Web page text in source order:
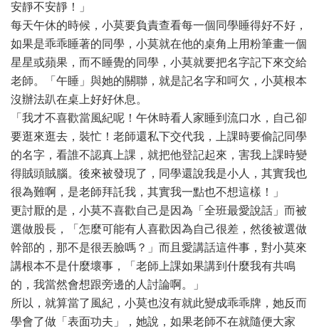
安靜不安靜！」
每天午休的時候，小莫要負責查看每一個同學睡得好不好，
如果是乖乖睡著的同學，小莫就在他的桌角上用粉筆畫一個
星星或蘋果，而不睡覺的同學，小莫就要把名字記下來交給
老師。「午睡」與她的關聯，就是記名字和呵欠，小莫根本
沒辦法趴在桌上好好休息。
「我才不喜歡當風紀呢！午休時看人家睡到流口水，自己卻
要逛來逛去，裝忙！老師還私下交代我，上課時要偷記同學
的名字，看誰不認真上課，就把他登記起來，害我上課時變
得賊頭賊腦。後來被發現了，同學還說我是小人，其實我也
很為難啊，是老師拜託我，其實我一點也不想這樣！」
更討厭的是，小莫不喜歡自己是因為「全班最愛說話」而被
選做股長，「怎麼可能有人喜歡因為自己很差，然後被選做
幹部的，那不是很丟臉嗎？」而且愛講話這件事，對小莫來
講根本不是什麼壞事，「老師上課如果講到什麼我有共鳴
的，我當然會想跟旁邊的人討論啊。」
所以，就算當了風紀，小莫也沒有就此變成乖乖牌，她反而
學會了做「表面功夫」，她說，如果老師不在就隨便大家